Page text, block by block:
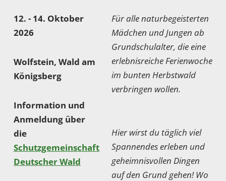
12. - 14. Oktober
2026
Wolfstein, Wald am
Königsberg
Information und
Anmeldung über
die
Schutzgemeinschaft
Deutscher Wald
Für alle naturbegeisterten
Mädchen und Jungen ab
Grundschulalter, die eine
erlebnisreiche Ferienwoche
im bunten Herbstwald
verbringen wollen.
Hier wirst du täglich viel
Spannendes erleben und
geheimnisvollen Dingen
auf den Grund gehen! Wo